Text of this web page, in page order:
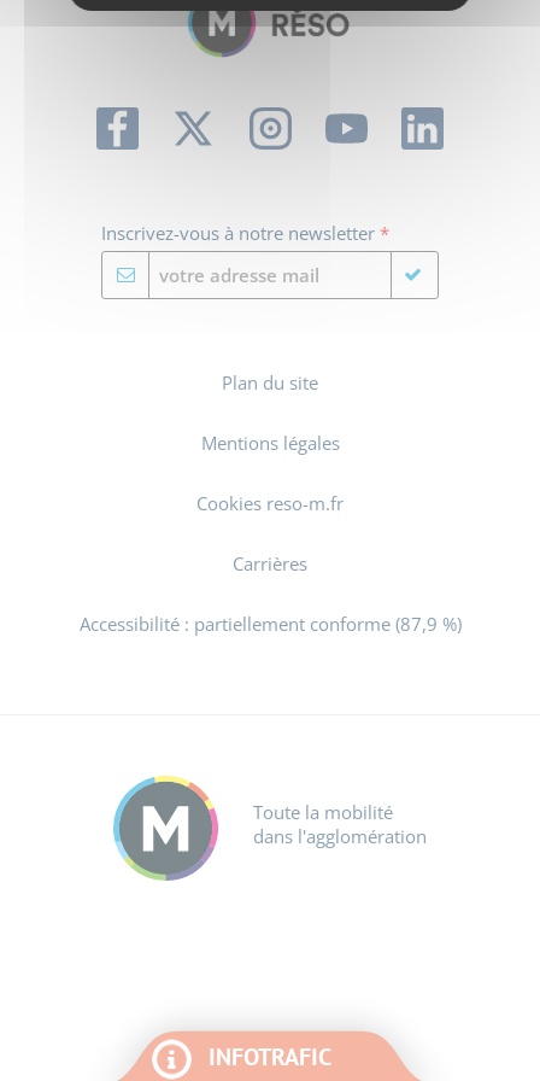
INFOTRAFIC
Inscrivez-vous à notre newsletter *
Plan du site
Mentions légales
Cookies reso-m.fr
Carrières
Accessibilité : partiellement conforme (87,9 %)
Toute la mobilité
dans l'agglomération